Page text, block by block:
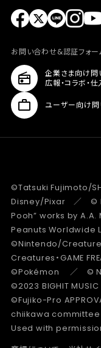
お問い合わせ&認証フォー
企業さま向け問
広報・コラボ・
ユーザー向け問
©Tatsuki Fujimoto/
Disney/Pixar ／ ©
Pooh” works by
Peanuts
©Nintendo/Creatures
Creatures・GAME
©Pokémon ／ ©
©2023 BIGHIT
©Fujiko-Pro
chiikawa committee
Used with